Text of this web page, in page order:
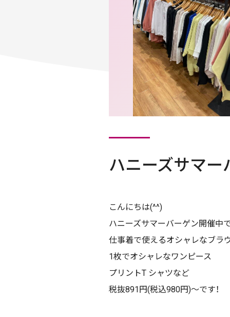
ハニーズサマー
こんにちは(^^)
ハニーズサマーバーゲン開催中
仕事着で使えるオシャレなブラ
1枚でオシャレなワンピース
プリントT シャツなど
税抜891円(税込980円)〜です！